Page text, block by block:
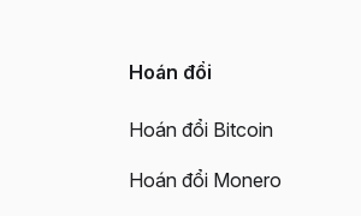
Hoán đổi
Hoán đổi Bitcoin
Hoán đổi Monero